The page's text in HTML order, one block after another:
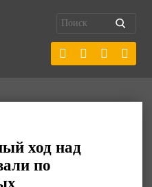
ход над
по